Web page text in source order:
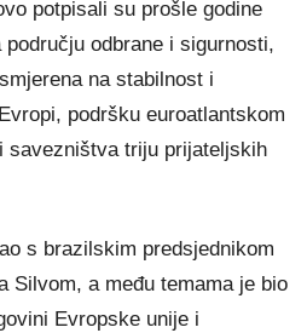
potpisali su prošle godine
odbrane i sigurnosti,
na stabilnost i
podršku euroatlantskom
savezništva triju prijateljskih
s brazilskim predsjednikom
Silvom, a među temama je bio
Evropske unije i